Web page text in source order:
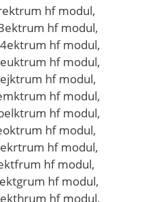
hf modul,
hf modul,
hf modul,
hf modul,
hf modul,
hf modul,
hf modul,
hf modul,
hf modul,
hf modul,
hf modul,
hf modul,